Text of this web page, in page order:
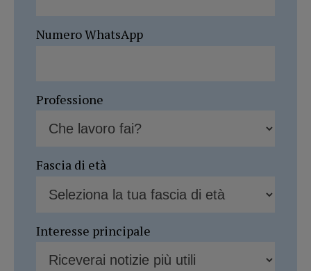
Numero WhatsApp
Professione
Fascia di età
Interesse principale